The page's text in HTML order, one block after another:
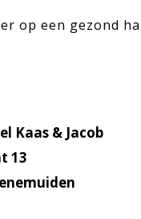
op een gezond
Kaas & Jacob
13